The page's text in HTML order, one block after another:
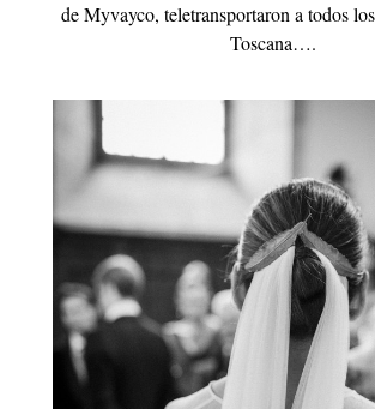
de Myvayco, teletransportaron a todos
Toscana….